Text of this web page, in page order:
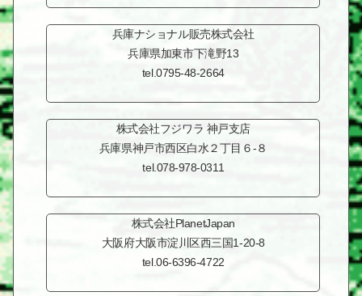
兵庫ナショナル販売株式会社
兵庫県加東市下滝野13
tel.0795-48-2664
株式会社フジワラ 神戸支店
兵庫県神戸市西区白水２丁目６-８
tel.078-978-0311
株式会社PlanetJapan
大阪府大阪市淀川区西三国1-20-8
tel.06-6396-4722